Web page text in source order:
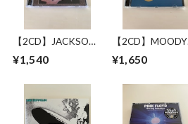
【2CD】JACKSON
BROWNE / LONG
BEACH 1978 MIKE
CASSETTES
¥1,540
【2CD】MOODY
BLUES WITH
SYMPHONY
JUNE 1993
¥1,650